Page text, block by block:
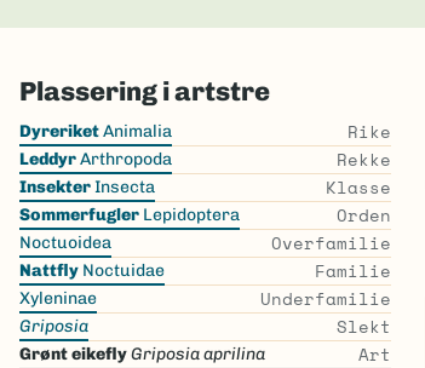
Plassering i artstre
Skip
the
list
DyreriketAnimalia Rike
LeddyrArthropoda Rekke
InsekterInsecta Klasse
Sommerfugler Lepidoptera Orden
Noctuoidea Overfamilie
Nattfly Noctuidae Familie
Xyleninae Underfamilie
Griposia Slekt
Grønt eikeflyGriposia aprilina Art